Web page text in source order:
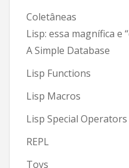
Coletâneas
Lisp: essa magnífica e
A Simple Database
Lisp Functions
Lisp Macros
Lisp Special Operators
REPL
Toys